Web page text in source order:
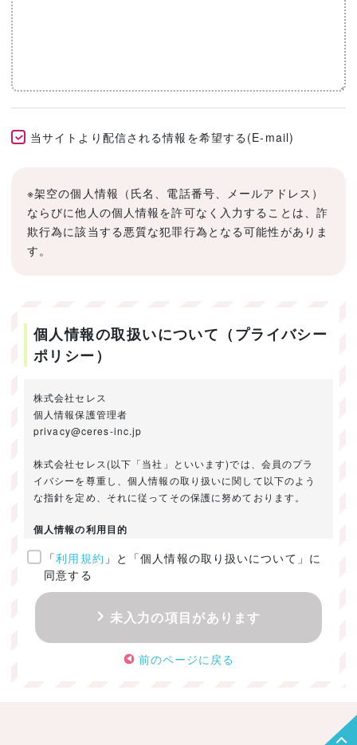
当サイトより配信される情報を希望する(E-mail)
※架空の個人情報（氏名、電話番号、メールアドレス）
ならびに他人の個人情報を許可なく入力することは、詐
欺行為に該当する悪質な犯罪行為となる可能性がありま
す。
個人情報の取扱いについて（プライバシー
ポリシー）
株式会社セレス
個人情報保護管理者
privacy@ceres-inc.jp
株式会社セレス(以下「当社」といいます)では、会員のプラ
イバシーを尊重し、個人情報の取り扱いに関して以下のよう
な指針を定め、それに従ってその保護に努めております。
個人情報の利用目的
ご提供いただきました個人情報は、以下のためにのみ利用い
たします。
・お問い合わせに対する回答及び資料送付のご連絡
・当社のお客様向けサービスの提供
・本人確認
・サービスの開発・改善のための分析
「利用規約 」と「個人情報の取り扱いについて」に
同意する
未入力の項目があります
前のページに戻る